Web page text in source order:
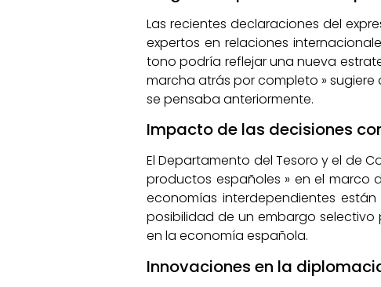
Las recientes declaraciones del
expertos en relaciones
tono podría reflejar una nueva
marcha atrás por completo »
se pensaba anteriormente.
Impacto de las decisiones
El Departamento del Tesoro y el de
productos españoles » en el marco
economías interdependientes
posibilidad de un embargo
en la economía española.
Innovaciones en la